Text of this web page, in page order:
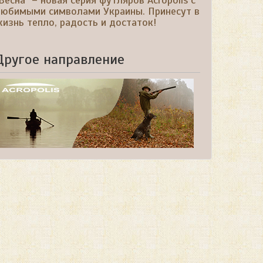
символами Украины. Принесут в
тепло, радость и достаток!
направление